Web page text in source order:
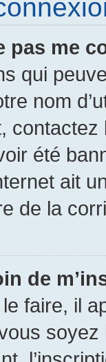
pas me
qui
nom
été
ait
de la
de
faire, il